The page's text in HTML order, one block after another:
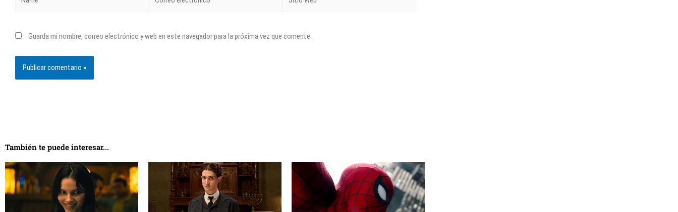
electrónico*
Web
Guarda mi nombre, correo electrónico y web en este navegador para la próxima vez que comente.
También te puede interesar...